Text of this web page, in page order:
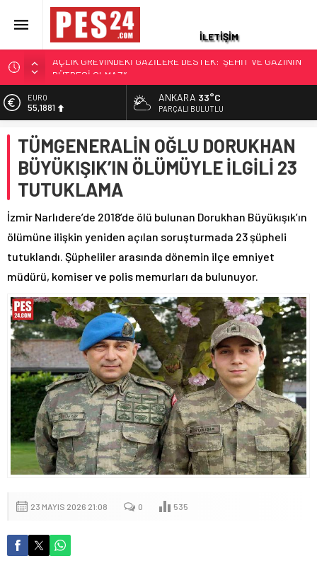
İLETİŞİM
OYAK ÇİMENTO İLK 6 AYDA MİLYARLARCA LİRA KAR ELDE
TARİHTE BİR İLK, UZAYDAN PAŞALIĞA: ALPER GEZERAVCI
TUĞGENERALLİĞE TERFİ ETTİ
DENİZ KUVVETLERİ KOMUTANI ERCÜMENT TATLIOĞLU
KİMDİR, KAÇ YAŞINDA, NERELİ?
MSB: TERÖRSÜZ TÜRKİYE BÖLGESEL İSTİKRARA KATKI
SAĞLAYACAK
AÇLIK GREVİNDEKİ GAZİLERE DESTEK: ‘ŞEHİT VE GAZİNİN
RÜTBESİ OLMAZ!’
ALTIN
6.660,55
13.779,39
DOLAR
47,7111
55,1881
ANKARA 33°C
PARÇALI BULUTLU
TÜMGENERALİN OĞLU DORUKHAN
BÜYÜKIŞIK’IN ÖLÜMÜYLE İLGİLİ 23
TUTUKLAMA
İzmir Narlıdere’de 2018’de ölü bulunan Dorukhan Büyükışık’ın
ölümüne ilişkin yeniden açılan soruşturmada 23 şüpheli
tutuklandı. Şüpheliler arasında dönemin ilçe emniyet
müdürü, komiser ve polis memurları da bulunuyor.
23 MAYIS 2026 21:08 0 535